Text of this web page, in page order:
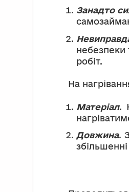
Занадто
небезпеки
робіт.
На
Матеріал.
Довжина.